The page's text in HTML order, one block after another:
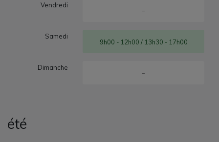
Vendredi
-
Samedi
9h00 - 12h00 / 13h30 - 17h00
Dimanche
-
été